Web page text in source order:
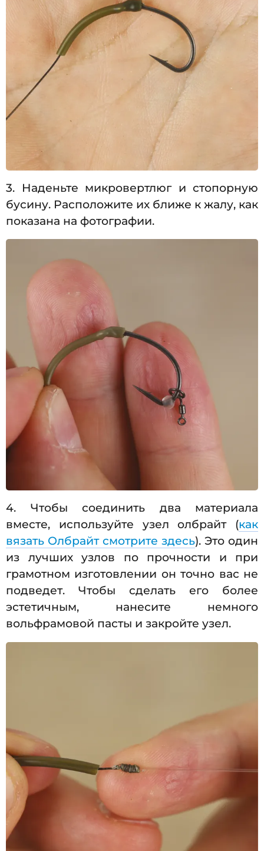
3. Наденьте микровертлюг и стопорную
бусину. Расположите их ближе к жалу, как
показана на фотографии.
4. Чтобы соединить два материала
вместе, используйте узел олбрайт (как
вязать Олбрайт смотрите здесь). Это один
из лучших узлов по прочности и при
грамотном изготовлении он точно вас не
подведет. Чтобы сделать его более
эстетичным, нанесите немного
вольфрамовой пасты и закройте узел.